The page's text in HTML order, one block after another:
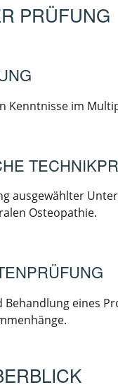
PRÜFUNG
im
ausgewählter
Osteopathie.
eines